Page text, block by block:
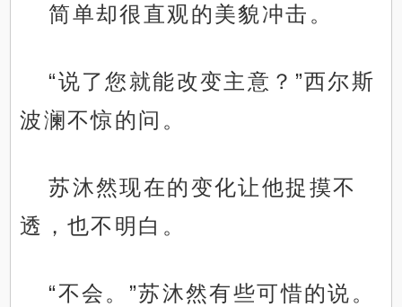
简单却很直观的美貌冲击。
“说了您就能改变主意？”西尔斯
波澜不惊的问。
苏沐然现在的变化让他捉摸不
透，也不明白。
“不会。”苏沐然有些可惜的说。